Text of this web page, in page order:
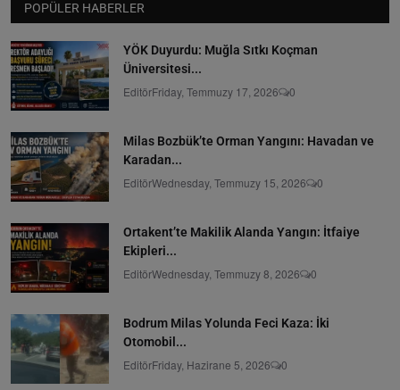
POPÜLER HABERLER
YÖK Duyurdu: Muğla Sıtkı Koçman
Üniversitesi...
EditörFriday, Temmuzy 17, 2026 0
Milas Bozbük’te Orman Yangını: Havadan ve
Karadan...
EditörWednesday, Temmuzy 15, 2026 0
Ortakent’te Makilik Alanda Yangın: İtfaiye
Ekipleri...
EditörWednesday, Temmuzy 8, 2026 0
Bodrum Milas Yolunda Feci Kaza: İki
Otomobil...
EditörFriday, Hazirane 5, 2026 0